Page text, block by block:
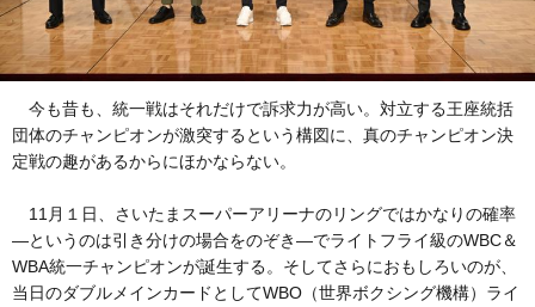
今も昔も、統一戦はそれだけで訴求力が高い。対立する王座統括
団体のチャンピオンが激突するという構図に、真のチャンピオン決
定戦の趣があるからにほかならない。
11月１日、さいたまスーパーアリーナのリングではかなりの確率
―というのは引き分けの場合をのぞき―でライトフライ級のWBC＆
WBA統一チャンピオンが誕生する。そしてさらにおもしろいのが、
当日のダブルメインカードとしてWBO（世界ボクシング機構）ライ